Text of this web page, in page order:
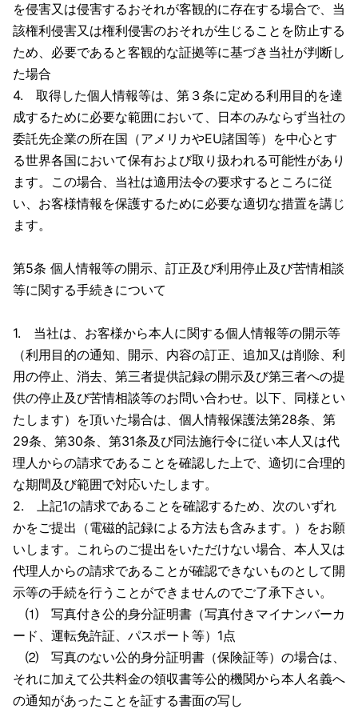
を侵害又は侵害するおそれが客観的に存在する場合で、当
該権利侵害又は権利侵害のおそれが生じることを防止する
ため、必要であると客観的な証拠等に基づき当社が判断し
た場合
4. 取得した個人情報等は、第３条に定める利用目的を達
成するために必要な範囲において、日本のみならず当社の
委託先企業の所在国（アメリカやEU諸国等）を中心とす
る世界各国において保有および取り扱われる可能性があり
ます。この場合、当社は適用法令の要求するところに従
い、お客様情報を保護するために必要な適切な措置を講じ
ます。
第5条 個人情報等の開示、訂正及び利用停止及び苦情相談
等に関する手続きについて
1. 当社は、お客様から本人に関する個人情報等の開示等
（利用目的の通知、開示、内容の訂正、追加又は削除、利
用の停止、消去、第三者提供記録の開示及び第三者への提
供の停止及び苦情相談等のお問い合わせ。以下、同様とい
たします）を頂いた場合は、個人情報保護法第28条、第
29条、第30条、第31条及び同法施行令に従い本人又は代
理人からの請求であることを確認した上で、適切に合理的
な期間及び範囲で対応いたします。
2. 上記1の請求であることを確認するため、次のいずれ
かをご提出（電磁的記録による方法も含みます。）をお願
いします。これらのご提出をいただけない場合、本人又は
代理人からの請求であることが確認できないものとして開
示等の手続を行うことができませんのでご了承下さい。
⑴ 写真付き公的身分証明書（写真付きマイナンバーカ
ード、運転免許証、パスポート等）1点
⑵ 写真のない公的身分証明書（保険証等）の場合は、
それに加えて公共料金の領収書等公的機関から本人名義へ
の通知があったことを証する書面の写し